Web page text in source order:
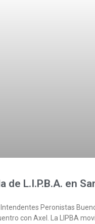
de L.I.P.B.A. en
Intendentes Peronistas
con Axel. La LIPBA